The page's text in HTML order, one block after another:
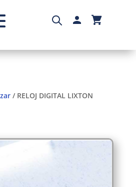
/ RELOJ DIGITAL LIXTON